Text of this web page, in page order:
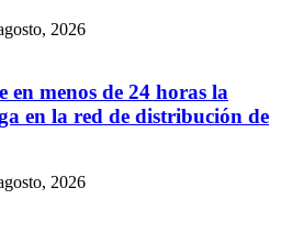
2026
en menos de 24 horas la
en la red de distribución de
2026